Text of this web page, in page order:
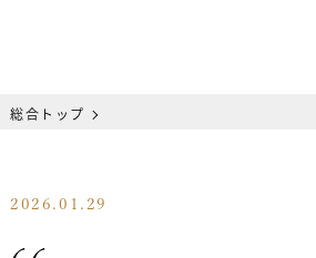
総合トップ
2026.01.29